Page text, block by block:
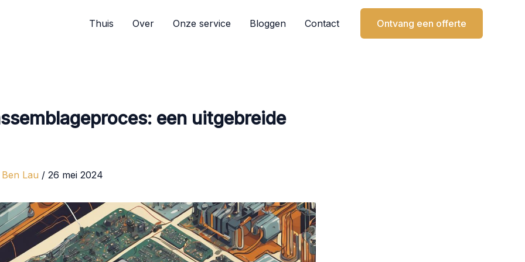
Thuis Over Onze service Bloggen Contact Ontvang een offerte
een uitgebreide
Ben Lau / 26 mei 2024